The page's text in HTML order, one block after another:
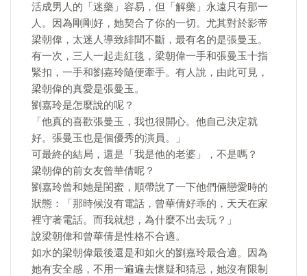
活成男人的「迷藥」容易，但「解藥」永遠只有那一
人。因為剛剛好，她契合了你的一切。尤其對於影帝
梁朝偉，太迷人導致緋聞不斷，最有名的是張曼玉。
有一次，三人一起走紅毯，梁朝偉一手和張曼玉十指
緊扣，一手和劉嘉玲隨便牽手。有人說，由此可見，
梁朝偉的真愛是張曼玉。
劉嘉玲是怎麼說的呢？
「他真的喜歡張曼玉，我也很開心。他自己決定就
好。張曼玉也是個優秀的演員。」
可最終的結局，還是「我是他的老婆」，不是嗎？
梁朝偉的前女友曾華倩呢？
劉嘉玲曾和她是閨蜜，順帶說了一下他們倆戀愛時的
狀態：「那時候沒有電話，曾華倩好乖的，天天在家
裡守著電話。而我就想，為什麼不出去玩？」
說梁朝偉和曾華倩是性格不合適。
如水的梁朝偉最後還是和如火的劉嘉玲最合適。因為
她有安全感，不用一遍遍去懷疑和猜忌，她沒有限制